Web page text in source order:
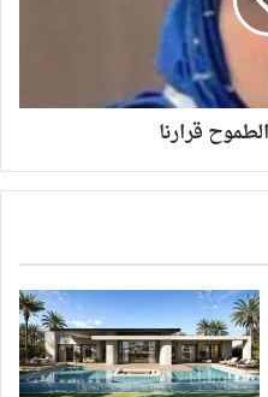
قرارنا